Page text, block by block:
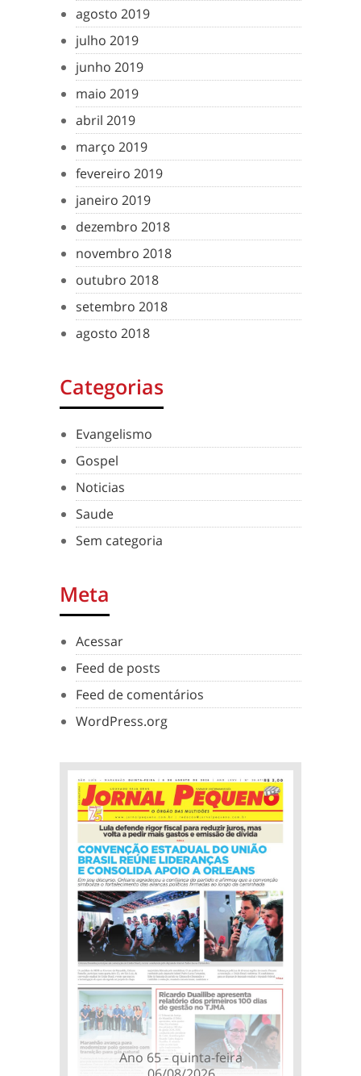
agosto 2019
julho 2019
junho 2019
maio 2019
abril 2019
março 2019
fevereiro 2019
janeiro 2019
dezembro 2018
novembro 2018
outubro 2018
setembro 2018
agosto 2018
Categorias
Evangelismo
Gospel
Noticias
Saude
Sem categoria
Meta
Acessar
Feed de posts
Feed de comentários
WordPress.org
Ano 65 - quinta-feira